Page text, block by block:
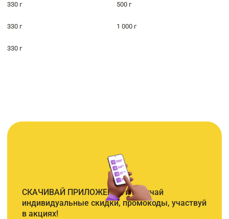
330 г 500 г
330 г 1 000 г
330 г
СКАЧИВАЙ ПРИЛОЖЕНИЕ и получай
индивидуальные скидки, промокоды, участвуй
в акциях!